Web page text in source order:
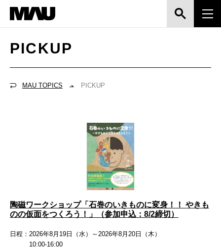
MAU TOPICS PICKUP
PICKUP
陶磁ワークショップ「石巻のいきものに変身！！ やきも
のの仮面をつくろう！」（参加申込：8/2締切）
日程
2026年8月19日（水）～2026年8月20日（木）
10:00-16:00